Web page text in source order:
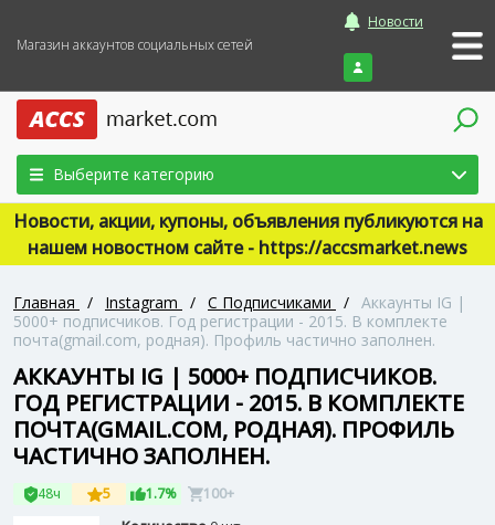
Магазин аккаунтов социальных сетей
Новости
Войти
Выберите категорию
Новости, акции, купоны, объявления публикуются на
нашем новостном сайте - https://accsmarket.news
Главная / Instagram / С Подписчиками / Аккаунты IG |
5000+ подписчиков. Год регистрации - 2015. В комплекте
почта(gmail.com, родная). Профиль частично заполнен.
АККАУНТЫ IG | 5000+ ПОДПИСЧИКОВ.
ГОД РЕГИСТРАЦИИ - 2015. В КОМПЛЕКТЕ
ПОЧТА(GMAIL.COM, РОДНАЯ). ПРОФИЛЬ
ЧАСТИЧНО ЗАПОЛНЕН.
48ч 5 1.7% 100+